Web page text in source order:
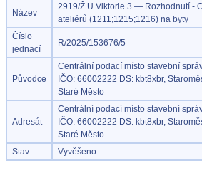
Název
2919/Ž U Viktorie 3 — Rozhodnutí -
ateliérů (1211;1215;1216) na byty
Číslo
jednací
R/2025/153676/5
Původce
Centrální podací místo stavební
IČO: 66002222 DS: kbt8xbr,
Staré Město
Adresát
Centrální podací místo stavební
IČO: 66002222 DS: kbt8xbr,
Staré Město
Stav
Vyvěšeno